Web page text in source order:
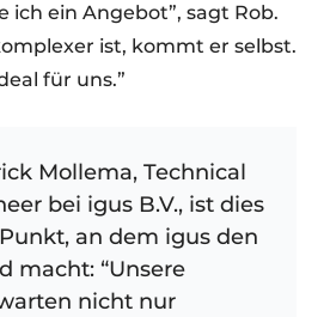
ich ein Angebot”, sagt Rob.
ist, kommt er selbst.
für uns.”
Mollema, Technical
bei igus B.V., ist dies
an dem igus den
macht: “Unsere
nicht nur